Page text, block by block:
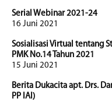
Serial Webinar 2021-24
16 Juni 2021
Sosialisasi Virtual tentang
PMK No.14 Tahun 2021
15 Juni 2021
Berita Dukacita apt. Drs.
PP IAI)